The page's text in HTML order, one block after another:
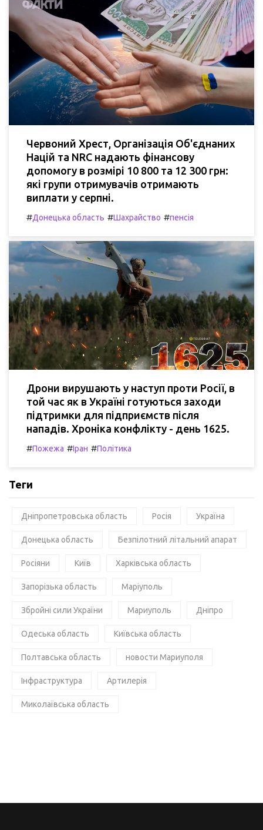
Червоний Хрест, Організація Об'єднаних
Націй та NRC надають фінансову
допомогу в розмірі 10 800 та 12 300 грн:
які групи отримувачів отримають
виплати у серпні.
#Донецька область #Шахрайство #пенсія
Дрони вирушають у наступ проти Росії, в
той час як в Україні готуються заходи
підтримки для підприємств після
нападів. Хроніка конфлікту - день 1625.
#Пожежа #Іран #Політика
Теги
Дніпропетровська область Росія Україна
Донецька область Безпілотний літальний апарат
Росіяни Київ Харківська область
Запорізька область Маріуполь
Збройні сили України Мариуполь Дніпро
Одеська область Київська область
Полтавська область новости Мариуполя
Інфраструктура Артилерія
Миколаївська область